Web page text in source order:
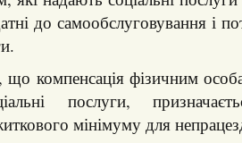
до самообслуговування і
що компенсація фізичним
послуги,
мінімуму для